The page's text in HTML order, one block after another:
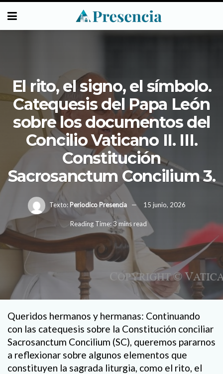
El rito, el signo, el símbolo.
Catequesis del Papa León
sobre los documentos del
Concilio Vaticano II. III.
Constitución
Sacrosanctum Concilium 3.
Texto: Periodico Presencia 15 junio, 2026
Reading Time: 3 mins read
Queridos hermanos y hermanas: Continuando
con las catequesis sobre la Constitución conciliar
Sacrosanctum Concilium (SC), queremos pararnos
a reflexionar sobre algunos elementos que
constituyen la sagrada liturgia, como el rito, el